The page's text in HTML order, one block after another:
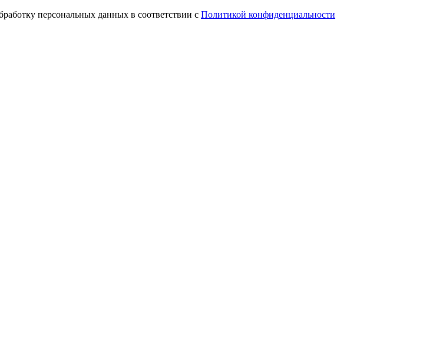
персональных данных в соответствии с Политикой конфиденциальности